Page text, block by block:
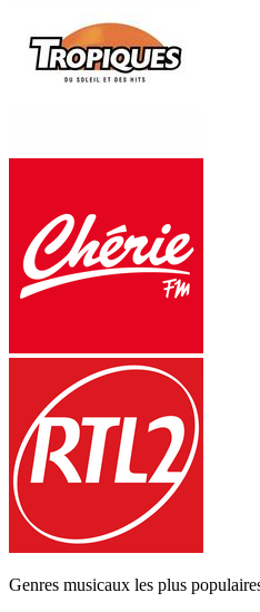
Genres musicaux les plus